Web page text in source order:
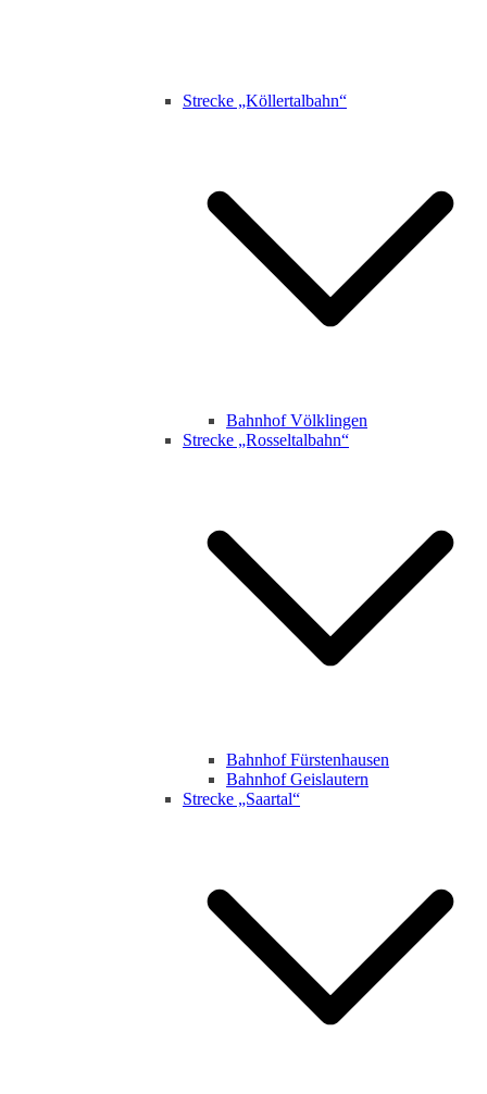
Strecke „Köllertalbahn“
Bahnhof Völklingen
Strecke „Rosseltalbahn“
Bahnhof Fürstenhausen
Bahnhof Geislautern
Strecke „Saartal“